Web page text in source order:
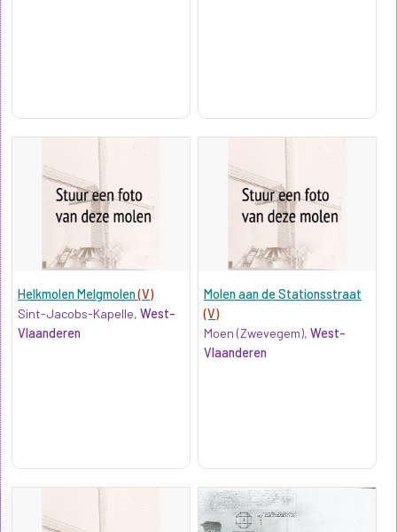
Helkmolen Melgmolen(V)
Sint-Jacobs-Kapelle, West-
Vlaanderen
Molen aan de Stationsstraat
(V)
Moen (Zwevegem),West-
Vlaanderen